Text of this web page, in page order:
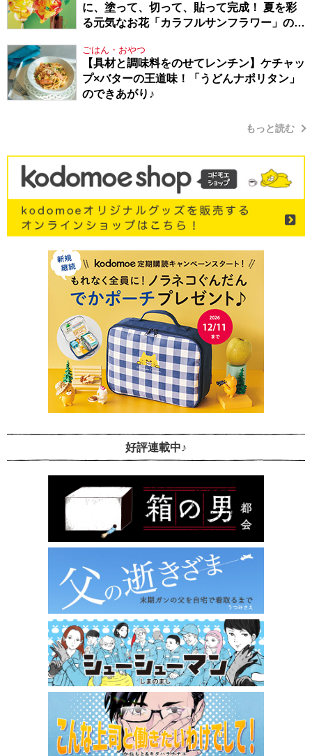
に、塗って、切って、貼って完成！ 夏を彩
る元気なお花「カラフルサンフラワー」の作
ごはん・おやつ
【具材と調味料をのせてレンチン】ケチャッ
プ×バターの王道味！「うどんナポリタン」
のできあがり♪
もっと読む
好評連載中♪